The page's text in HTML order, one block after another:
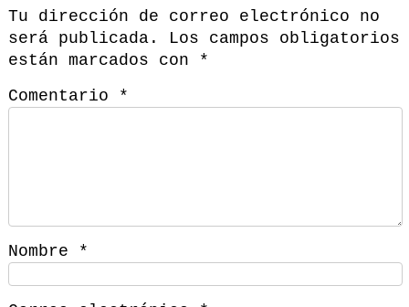
Tu dirección de correo electrónico no
será publicada.
Los campos obligatorios
están marcados con
*
Comentario
*
Nombre *